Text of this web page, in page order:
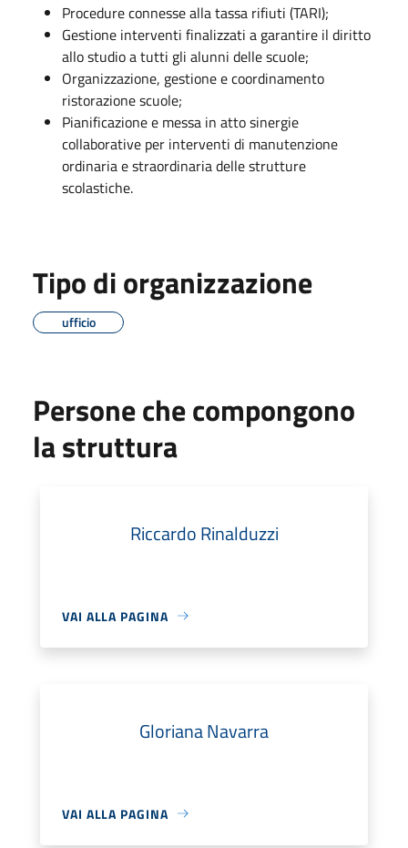
Procedure connesse alla tassa rifiuti (TARI);
Gestione interventi finalizzati a garantire il diritto
allo studio a tutti gli alunni delle scuole;
Organizzazione, gestione e coordinamento
ristorazione scuole;
Pianificazione e messa in atto sinergie
collaborative per interventi di manutenzione
ordinaria e straordinaria delle strutture
scolastiche.
Tipo di organizzazione
ufficio
Persone che compongono
la struttura
Riccardo Rinalduzzi
VAI ALLA PAGINA
Gloriana Navarra
VAI ALLA PAGINA